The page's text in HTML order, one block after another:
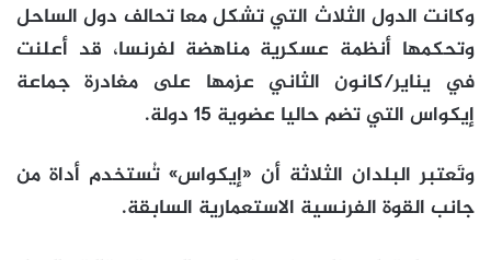
وكانت الدول الثلاث التي تشكل معا تحالف دول الساحل
وتحكمها أنظمة عسكرية مناهضة لفرنسا، قد أعلنت
في يناير/كانون الثاني عزمها على مغادرة جماعة
إيكواس التي تضم حاليا عضوية 15 دولة.
وتَعتبر البلدان الثلاثة أن «إيكواس» تُستخدم أداة من
جانب القوة الفرنسية الاستعمارية السابقة.